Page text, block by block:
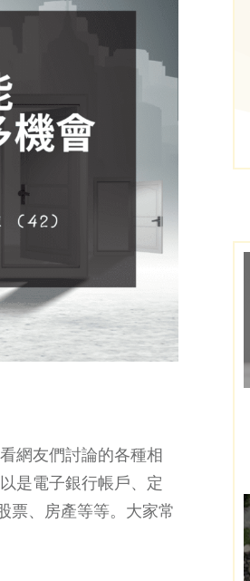
網友們討論的各種相
是電子銀行帳戶、定
票、房產等等。大家常